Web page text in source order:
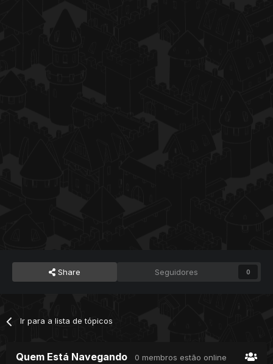
Share Seguidores 0
Ir para a lista de tópicos
Quem Está Navegando 0 membros estão online